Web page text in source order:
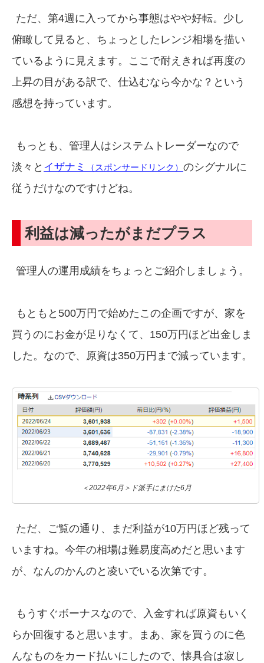
ただ、第4週に入ってから事態はやや好転。少し
俯瞰して見ると、ちょっとしたレンジ相場を描い
ているように見えます。ここで耐えきれば再度の
上昇の目がある訳で、仕込むなら今かな？という
感想を持っています。
もっとも、管理人はシステムトレーダーなので
淡々と イザナミ （スポンサードリンク） のシグナルに
従うだけなのですけどね。
利益は減ったがまだプラス
管理人の運用成績をちょっとご紹介しましょう。
もともと500万円で始めたこの企画ですが、家を
買うのにお金が足りなくて、150万円ほど出金しま
した。なので、原資は350万円まで減っています。
＜2022年6月＞ド派手にまけた6月
ただ、ご覧の通り、まだ利益が10万円ほど残って
いますね。今年の相場は難易度高めだと思います
が、なんのかんのと凌いでいる次第です。
もうすぐボーナスなので、入金すれば原資もいく
らか回復すると思います。まあ、家を買うのに色
んなものをカード払いにしたので、懐具合は寂し